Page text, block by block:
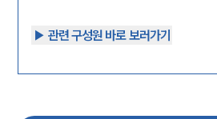
▶︎ 관련 구성원 바로 보러가기